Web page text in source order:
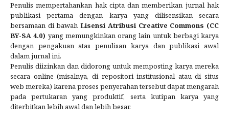
Penulis mempertahankan hak cipta dan memberikan jurnal hak
publikasi pertama dengan karya yang dilisensikan secara
bersamaan di bawahLisensi Atribusi Creative Commons (CC
BY-SA 4.0) yang memungkinkan orang lain untuk berbagi karya
dengan pengakuan atas penulisan karya dan publikasi awal
dalam jurnal ini.
Penulis diizinkan dan didorong untuk memposting karya mereka
secara online (misalnya, di repositori institusional atau di situs
web mereka) karena proses penyerahan tersebut dapat mengarah
pada pertukaran yang produktif, serta kutipan karya yang
diterbitkan lebih awal dan lebih besar.